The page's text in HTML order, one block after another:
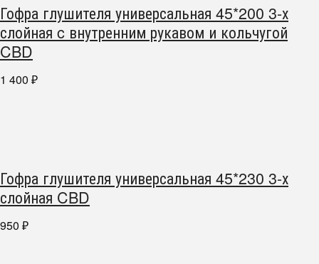
Гофра глушителя универсальная 45*200 3-х
слойная c внутренним рукавом и кольчугой
CBD
1 400 ₽
Гофра глушителя универсальная 45*230 3-х
слойная CBD
950 ₽